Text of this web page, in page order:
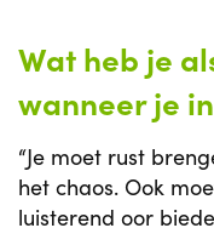
Wat heb je
wanneer je
“Je moet rust
het chaos. Ook
luisterend oor